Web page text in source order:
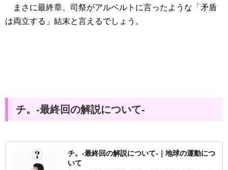
まさに最終章、司祭がアルベルトに言ったような「矛盾
は両立する」結末と言えるでしょう。
チ。-最終回の解説について-
チ。-最終回の解説について-｜地球の運動につ
いて